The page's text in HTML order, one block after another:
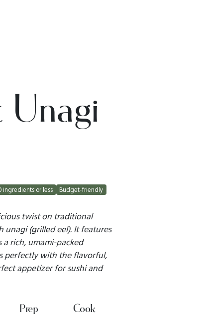
Unagi
ingredients or less Budget-friendly
twist on traditional
unagi (grilled eel). It features
rich, umami-packed
perfectly with the flavorful,
appetizer for sushi and
Prep Cook